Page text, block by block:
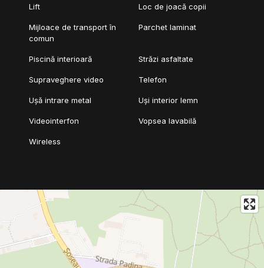
Lift Loc de joacă copii
Mijloace de transport în
comun
Parchet laminat
Piscină interioară Străzi asfaltate
Supraveghere video Telefon
Ușă intrare metal Uși interior lemn
Videointerfon Vopsea lavabilă
Wireless